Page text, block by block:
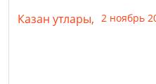
Казан утлары, 2 ноябрь